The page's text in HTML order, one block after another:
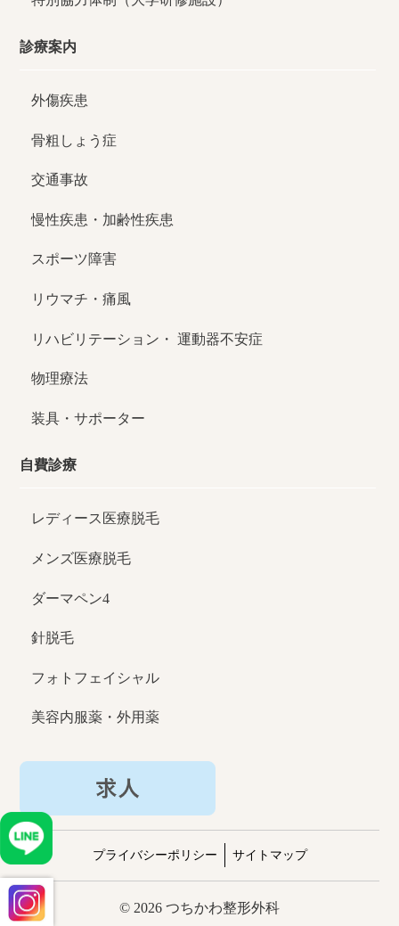
診療案内
外傷疾患
骨粗しょう症
交通事故
慢性疾患・加齢性疾患
スポーツ障害
リウマチ・痛風
リハビリテーション・ 運動器不安症
物理療法
装具・サポーター
自費診療
レディース医療脱毛
メンズ医療脱毛
ダーマペン4
針脱毛
フォトフェイシャル
美容内服薬・外用薬
プライバシーポリシー サイトマップ
© 2026 つちかわ整形外科